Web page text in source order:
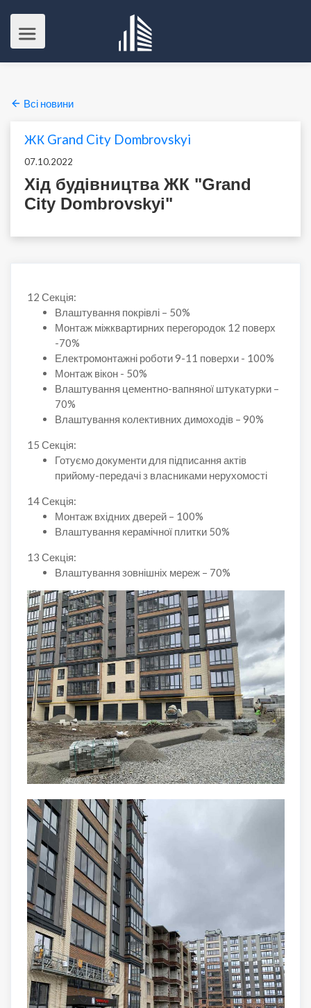
Всі новини
ЖК Grand City Dombrovskyi
07.10.2022
Хід будівництва ЖК "Grand
City Dombrovskyi"
12 Секція:
Влаштування покрівлі – 50%
Монтаж міжквартирних перегородок 12 поверх
-70%
Електромонтажні роботи 9-11 поверхи - 100%
Монтаж вікон - 50%
Влаштування цементно-вапняної штукатурки –
70%
Влаштування колективних димоходів – 90%
15 Секція:
Готуємо документи для підписання актів
прийому-передачі з власниками нерухомості
14 Секція:
Монтаж вхідних дверей – 100%
Влаштування керамічної плитки 50%
13 Секція:
Влаштування зовнішніх мереж – 70%